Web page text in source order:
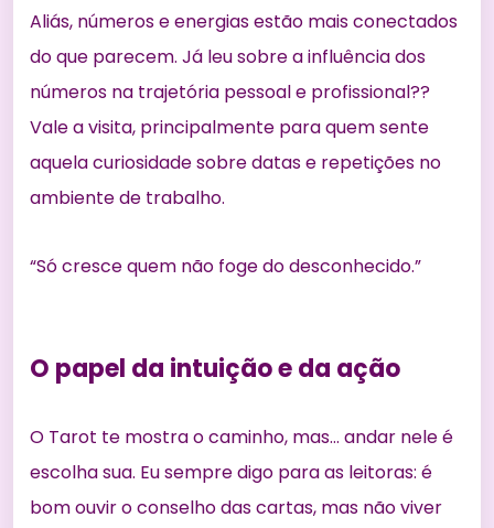
Aliás, números e energias estão mais conectados
do que parecem. Já leu sobrea influência dos
números na trajetória pessoal e profissional??
Vale a visita, principalmente para quem sente
aquela curiosidade sobre datas e repetições no
ambiente de trabalho.
“Só cresce quem não foge do desconhecido.”
O papel da intuição e da ação
O Tarot te mostra o caminho, mas… andar nele é
escolha sua. Eu sempre digo para as leitoras: é
bom ouvir o conselho das cartas, mas não viver